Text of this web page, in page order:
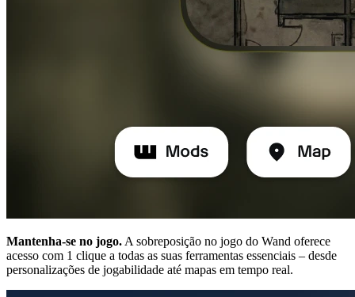
Mantenha-se no jogo. A sobreposição no jogo do Wand oferece
acesso com 1 clique a todas as suas ferramentas essenciais – desde
personalizações de jogabilidade até mapas em tempo real.